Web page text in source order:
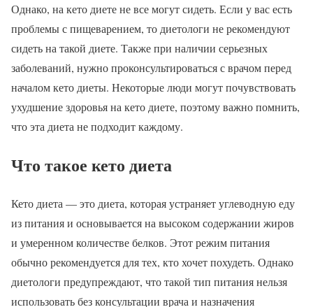
Однако, на кето диете не все могут сидеть. Если у вас есть
проблемы с пищеварением, то диетологи не рекомендуют
сидеть на такой диете. Также при наличии серьезных
заболеваний, нужно проконсультироваться с врачом перед
началом кето диеты. Некоторые люди могут почувствовать
ухудшение здоровья на кето диете, поэтому важно помнить,
что эта диета не подходит каждому.
Что такое кето диета
Кето диета — это диета, которая устраняет углеводную еду
из питания и основывается на высоком содержании жиров
и умеренном количестве белков. Этот режим питания
обычно рекомендуется для тех, кто хочет похудеть. Однако
диетологи предупреждают, что такой тип питания нельзя
использовать без консультации врача и назначения